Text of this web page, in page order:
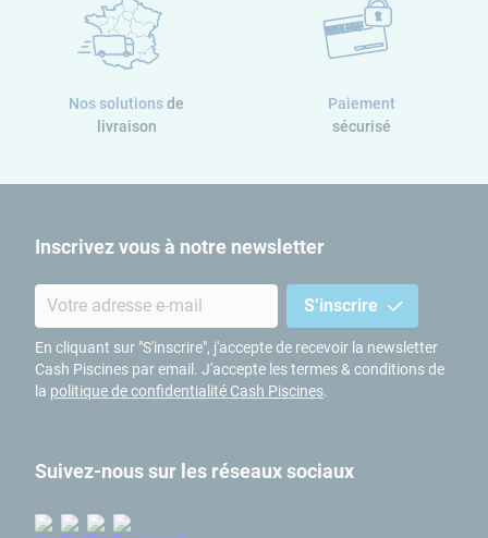
Nos solutionsde
livraison
Paiement
sécurisé
Inscrivez vous à notre newsletter
S’inscrire
En cliquant sur "S'inscrire", j'accepte de recevoir la newsletter
Cash Piscines par email. J'accepte les termes & conditions de
la politique de confidentialité Cash Piscines.
Suivez-nous sur les réseaux sociaux